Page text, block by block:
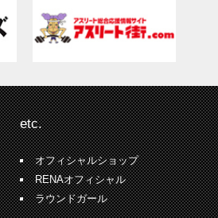
etc.
オフィシャルショップ
RENAオフィシャル
ラウンドガール